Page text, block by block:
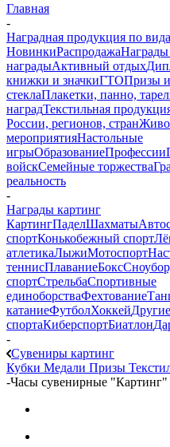
Главная
-
Наградная продукция по
НовинкиРаспродажаНаграды
наградыАктивный отдых
книжки и значкиГТОПризы
стеклаПлакетки, панно,
наградТекстильная
России, регионов, стран
мероприятияНастольные
игрыОбразованиеПрофессии
войскСемейные торжества
реальность
-
Награды картинг
КартингПаделШахматы
спортКонькобежный спорт
атлетикаЛыжиМотоспорт
теннисПлаваниеБокс
спортСтрельбаСпортивные
единоборстваФехтование
катаниеФутболХоккей
спортаКиберспортБиатлон
-
Сувениры картинг
Кубки Медали Призы
-Часы сувенирные "Картинг"